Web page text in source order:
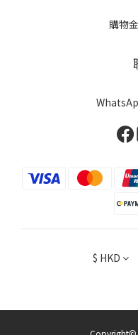
購物
$ HKD